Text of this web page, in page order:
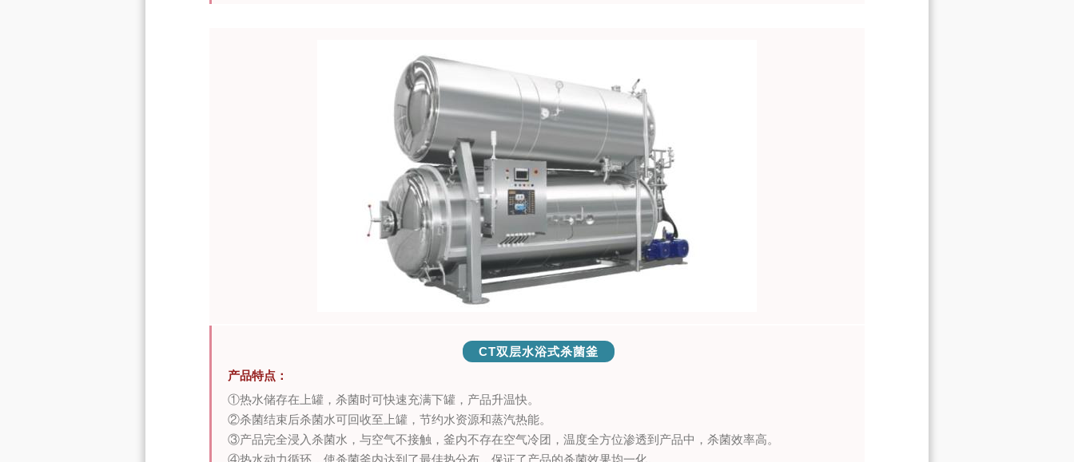
CT双层水浴式杀菌釜
产品特点：
①热水储存在上罐，杀菌时可快速充满下罐，产品升温快。
②杀菌结束后杀菌水可回收至上罐，节约水资源和蒸汽热能。
③产品完全浸入杀菌水，与空气不接触，釜内不存在空气冷团，温度全方位渗透到产品中，杀菌效率高。
④热水动力循环，使杀菌釜内达到了最佳热分布，保证了产品的杀菌效果均一化。